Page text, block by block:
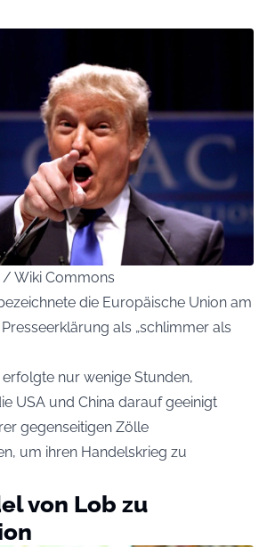
/ Wiki Commons
die Europäische Union am
als „schlimmer als
nur wenige Stunden,
USA und China darauf geeinigt
gegenseitigen Zölle
um ihren Handelskrieg zu
von Lob zu